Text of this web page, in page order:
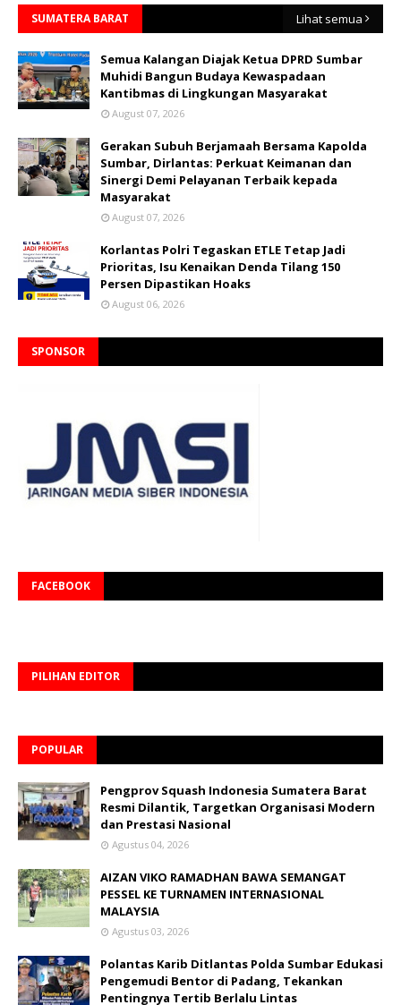
SUMATERA BARAT Lihat semua
Semua Kalangan Diajak Ketua DPRD Sumbar
Muhidi Bangun Budaya Kewaspadaan
Kantibmas di Lingkungan Masyarakat
August 07, 2026
Gerakan Subuh Berjamaah Bersama Kapolda
Sumbar, Dirlantas: Perkuat Keimanan dan
Sinergi Demi Pelayanan Terbaik kepada
Masyarakat
August 07, 2026
Korlantas Polri Tegaskan ETLE Tetap Jadi
Prioritas, Isu Kenaikan Denda Tilang 150
Persen Dipastikan Hoaks
August 06, 2026
SPONSOR
FACEBOOK
PILIHAN EDITOR
POPULAR
Pengprov Squash Indonesia Sumatera Barat
Resmi Dilantik, Targetkan Organisasi Modern
dan Prestasi Nasional
Agustus 04, 2026
AIZAN VIKO RAMADHAN BAWA SEMANGAT
PESSEL KE TURNAMEN INTERNASIONAL
MALAYSIA
Agustus 03, 2026
Polantas Karib Ditlantas Polda Sumbar Edukasi
Pengemudi Bentor di Padang, Tekankan
Pentingnya Tertib Berlalu Lintas